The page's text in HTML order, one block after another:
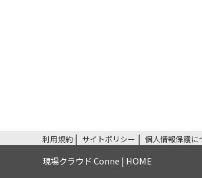
利用規約 サイトポリシー 個人情報保護に
現場クラウド Conne | HOME